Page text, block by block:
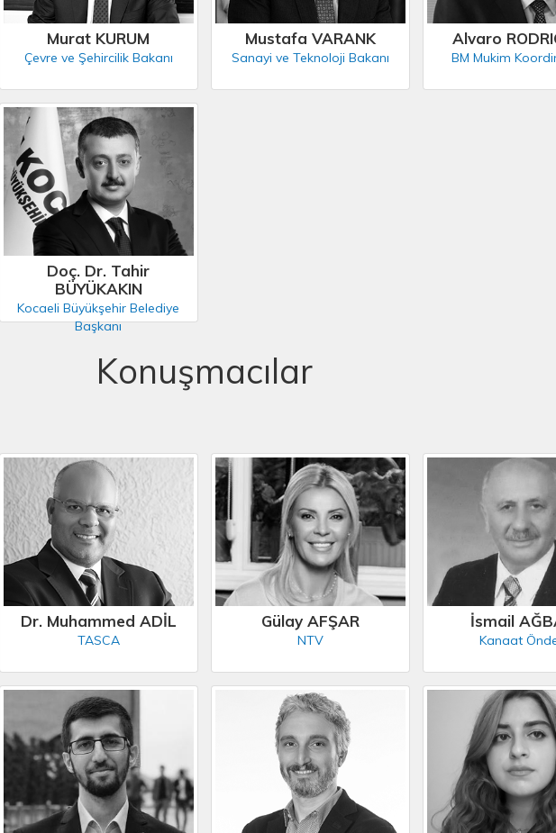
Murat KURUM
Çevre ve Şehircilik Bakanı
Mustafa VARANK
Sanayi ve Teknoloji Bakanı
Alvaro
BM Mukim
Doç. Dr. Tahir
BÜYÜKAKIN
Kocaeli Büyükşehir Belediye
Başkanı
Konuşmacılar
Dr. Muhammed ADİL
TASCA
Gülay AFŞAR
NTV
İsmail
Kanaat